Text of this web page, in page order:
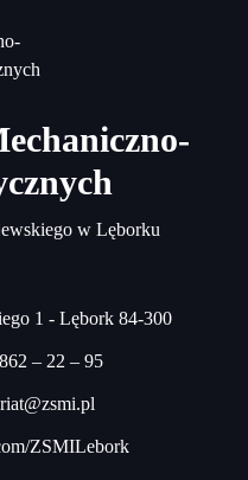
w Lęborku
1 - Lębork 84-300
– 22 – 95
ZSMILebork